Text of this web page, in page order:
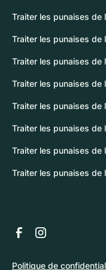
Traiter les punaises de
Traiter les punaises de
Traiter les punaises de
Traiter les punaises de
Traiter les punaises de
Traiter les punaises de
Traiter les punaises de
Traiter les punaises de
Politique de